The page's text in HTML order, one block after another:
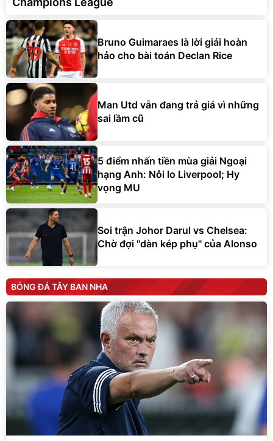
Bruno Guimaraes là lời giải hoàn
hảo cho bài toán Declan Rice
Man Utd vẫn đang trả giá vì những
sai lầm cũ
5 điểm nhấn tiền mùa giải Ngoại
hạng Anh: Nỗi lo Liverpool; Hy
vọng MU
Soi trận Johor Darul vs Chelsea:
Chờ đợi "dàn kép phụ" của Alonso
BÓNG ĐÁ TÂY BAN NHA